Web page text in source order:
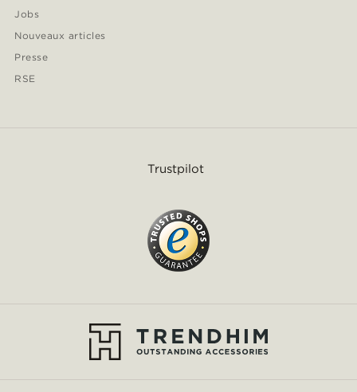
Jobs
Nouveaux articles
Presse
RSE
Trustpilot